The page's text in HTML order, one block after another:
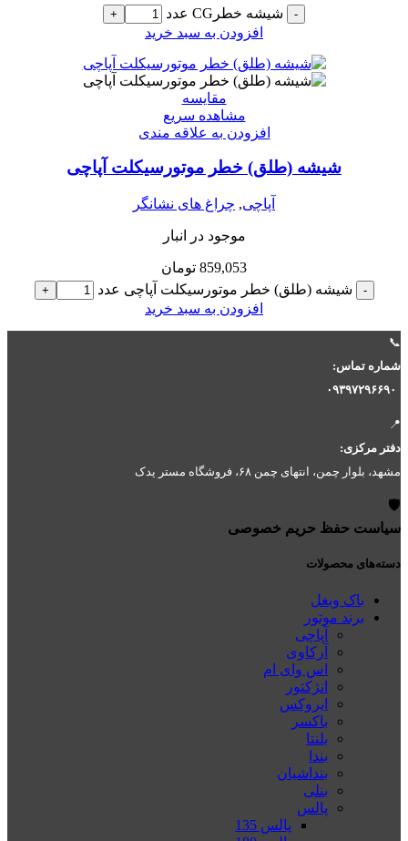
- شیشه خطرCG عدد +
افزودن به سبد خرید
مقایسه
مشاهده سریع
افزودن به علاقه مندی
شیشه (طلق) خطر موتورسیکلت آپاچی
آپاچی, چراغ های نشانگر
موجود در انبار
859,053 تومان
- شیشه (طلق) خطر موتورسیکلت آپاچی عدد +
افزودن به سبد خرید
📞
شماره تماس:
۰۹۳۹۷۲۹۶۶۹۰
📍
دفتر مرکزی:
مشهد، بلوار چمن، انتهای چمن ۶۸، فروشگاه مستر یدک
🛡️
سیاست حفظ حریم خصوصی
دسته‌های محصولات
باک وبغل
برند موتور
آپاچی
آرکاوی
اس وای ام
انژکتور
ایروکس
باکسر
بلنتا
بندا
بنداشیان
بنلی
پالس
پالس 135